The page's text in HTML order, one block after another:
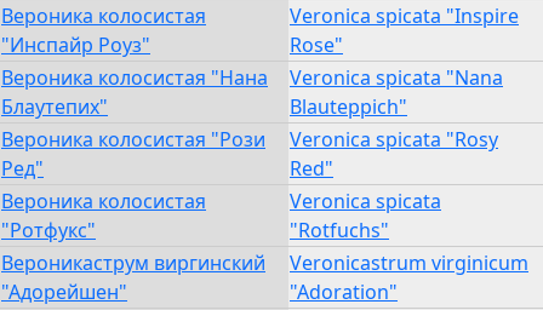
Вероника колосистая
"Инспайр Роуз"
Veronica spicata "Inspire
Rose"
Вероника колосистая "Нана
Блаутепих"
Veronica spicata "Nana
Blauteppich"
Вероника колосистая "Рози
Ред"
Veronica spicata "Rosy
Red"
Вероника колосистая
"Ротфукс"
Veronica spicata
"Rotfuchs"
Вероникаструм виргинский
"Адорейшен"
Veronicastrum virginicum
"Adoration"